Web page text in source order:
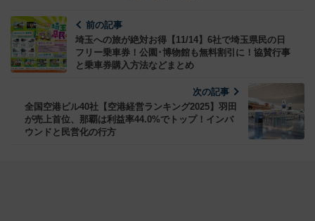
前の記事
埼玉への旅が絶対お得【11/14】6社で埼玉県民の日
フリー乗車券！公園･博物館も無料割引に！協賛行事
と乗車券購入方法などまとめ
次の記事
全国空港ビル40社【空港経営ランキング2025】羽田
が売上首位、那覇は利益率44.0%でトップ！インバ
ウンドと民営化の行方